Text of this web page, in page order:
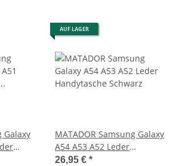
Galaxy
AUF LAGER
MATADOR Samsung Galaxy
A54 A53 A52 Leder
Handytasche Schwarz
26,95 € *